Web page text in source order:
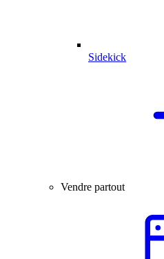
Sidekick
Vendre partout